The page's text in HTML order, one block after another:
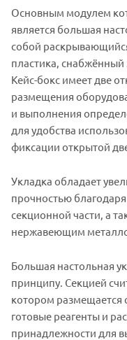
Основным модулем
является большая
собой
пластика,
Кейс-бокс имеет две
размещения
и выполнения
для удобства
фиксации открытой
Укладка обладает
прочностью
секционной части, а
нержавеющим
Большая настольная
принципу. Секцией
котором
готовые реагенты и
принадлежности для